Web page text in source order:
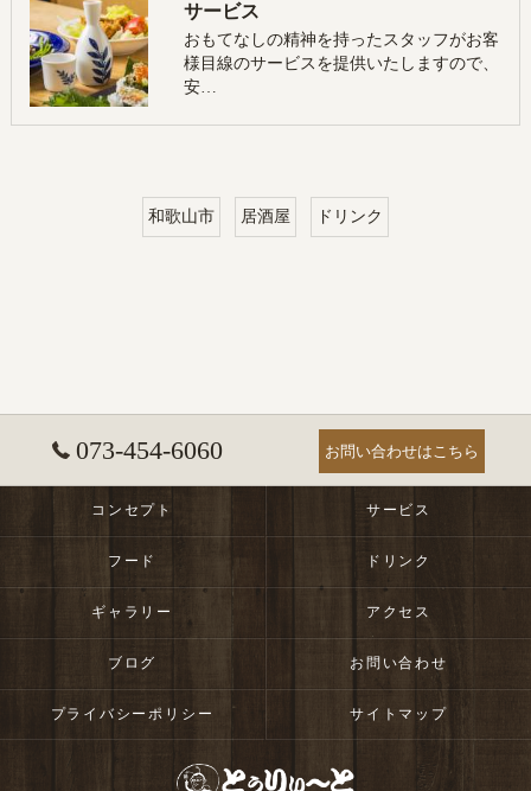
サービス
おもてなしの精神を持ったスタッフがお客
様目線のサービスを提供いたしますので、
安…
和歌山市 居酒屋 ドリンク
073-454-6060 お問い合わせはこちら
コンセプト サービス
フード ドリンク
ギャラリー アクセス
ブログ お問い合わせ
プライバシーポリシー サイトマップ